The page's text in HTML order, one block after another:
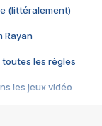
(littéralement)
Rayan
toutes les règles
les jeux vidéo